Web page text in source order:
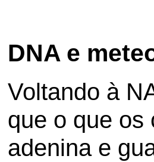
DNA e
Voltando à
que o que os
adenina e